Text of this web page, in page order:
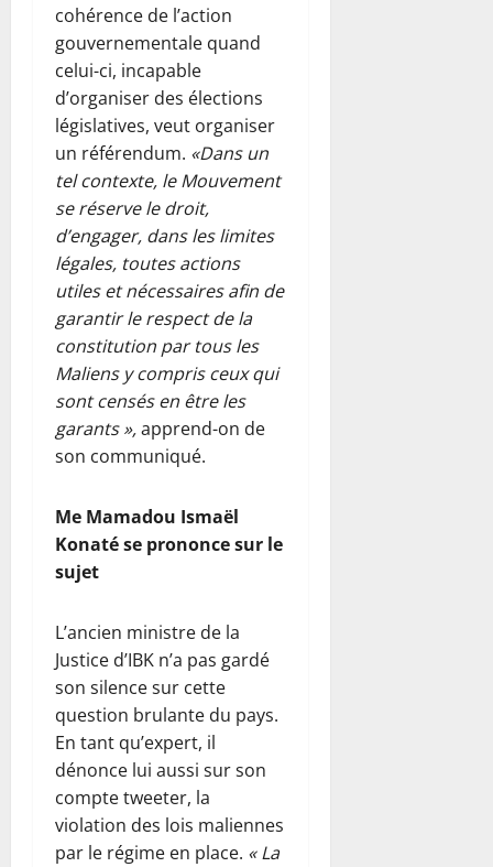
cohérence de l’action
gouvernementale quand
celui-ci, incapable
d’organiser des élections
législatives, veut organiser
un référendum. «Dans un
tel contexte, le Mouvement
se réserve le droit,
d’engager, dans les limites
légales, toutes actions
utiles et nécessaires afin de
garantir le respect de la
constitution par tous les
Maliens y compris ceux qui
sont censés en être les
garants »,apprend-on de
son communiqué.
Me Mamadou Ismaël
Konaté se prononce sur le
sujet
L’ancien ministre de la
Justice d’IBK n’a pas gardé
son silence sur cette
question brulante du pays.
En tant qu’expert, il
dénonce lui aussi sur son
compte tweeter, la
violation des lois maliennes
par le régime en place. « La